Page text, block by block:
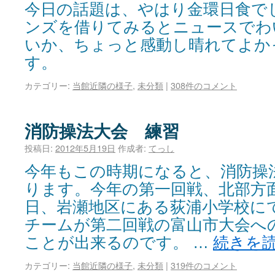
今日の話題は、やはり金環日食で
ンズを借りてみるとニュースで
いか、ちょっと感動し晴れてよ
す。
カテゴリー: 当館近隣の様子, 未分類 | 308件のコメント
消防操法大会 練習
投稿日: 2012年5月19日 作成者: てっし
今年もこの時期になると、消防操
ります。今年の第一回戦、北部方
日、岩瀬地区にある荻浦小学校に
チームが第二回戦の富山市大会
ことが出来るのです。 … 続きを
カテゴリー: 当館近隣の様子, 未分類 | 319件のコメント